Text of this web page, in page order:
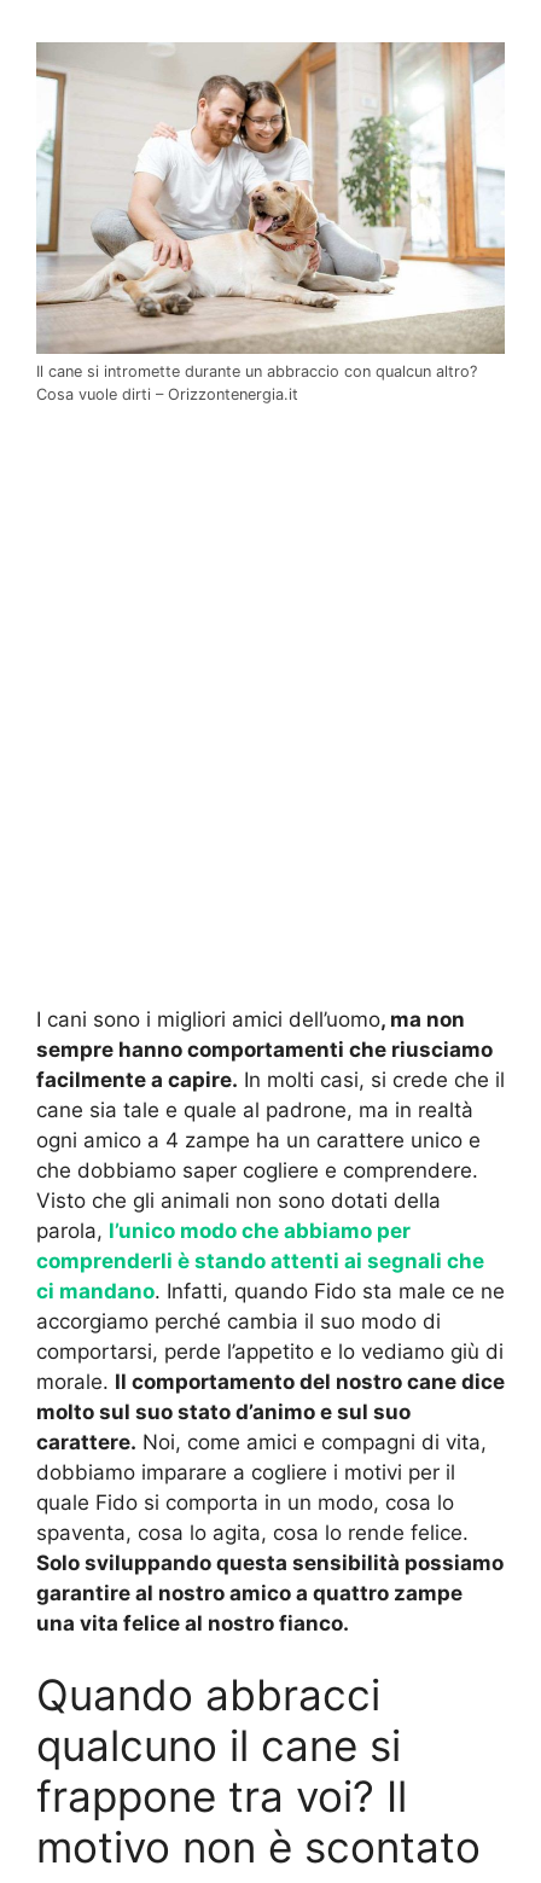
Il cane si intromette durante un abbraccio con qualcun altro?
Cosa vuole dirti – Orizzontenergia.it
I cani sono i migliori amici dell’uomo, ma non
sempre hanno comportamenti che riusciamo
facilmente a capire. In molti casi, si crede che il
cane sia tale e quale al padrone, ma in realtà
ogni amico a 4 zampe ha un carattere unico e
che dobbiamo saper cogliere e comprendere.
Visto che gli animali non sono dotati della
parola, l’unico modo che abbiamo per
comprenderli è stando attenti ai segnali che
ci mandano. Infatti, quando Fido sta male ce ne
accorgiamo perché cambia il suo modo di
comportarsi, perde l’appetito e lo vediamo giù di
morale. Il comportamento del nostro cane dice
molto sul suo stato d’animo e sul suo
carattere. Noi, come amici e compagni di vita,
dobbiamo imparare a cogliere i motivi per il
quale Fido si comporta in un modo, cosa lo
spaventa, cosa lo agita, cosa lo rende felice.
Solo sviluppando questa sensibilità possiamo
garantire al nostro amico a quattro zampe
una vita felice al nostro fianco.
Quando abbracci
qualcuno il cane si
frappone tra voi? Il
motivo non è scontato